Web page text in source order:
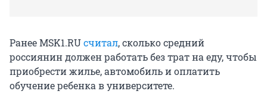
Ранее MSK1.RUсчитал, сколько средний
россиянин должен работать без трат на еду, чтобы
приобрести жилье, автомобиль и оплатить
обучение ребенка в университете.